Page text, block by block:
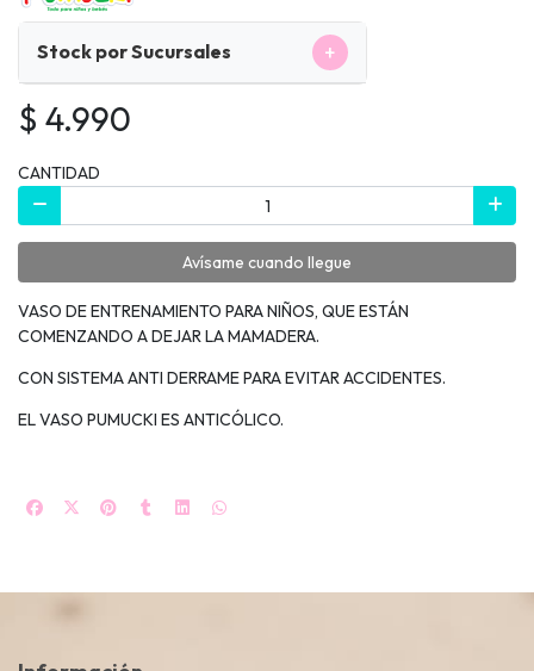
Stock por Sucursales +
$ 4.990
CANTIDAD
Avísame cuando llegue
VASO DE ENTRENAMIENTO PARA NIÑOS, QUE ESTÁN
COMENZANDO A DEJAR LA MAMADERA.
CON SISTEMA ANTI DERRAME PARA EVITAR ACCIDENTES.
EL VASO PUMUCKI ES ANTICÓLICO.